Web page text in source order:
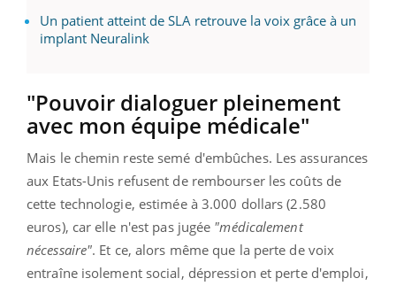
Un patient atteint de SLA retrouve la voix grâce à un
implant Neuralink
"Pouvoir dialoguer pleinement
avec mon équipe médicale"
Mais le chemin reste semé d'embûches. Les assurances
aux Etats-Unis refusent de rembourser les coûts de
cette technologie, estimée à 3.000 dollars (2.580
euros), car elle n'est pas jugée "médicalement
nécessaire". Et ce, alors même que la perte de voix
entraîne isolement social, dépression et perte d'emploi,